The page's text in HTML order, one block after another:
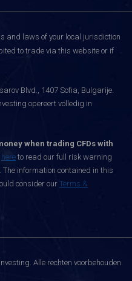
and laws of your local jurisdiction
to trade via this website or if
Blvd., 1407 Sofia, Bulgarije.
opereert volledig in
when trading CFDs with
here to read our full risk warning
information contained in this
consider our Terms &
Alle rechten voorbehouden.